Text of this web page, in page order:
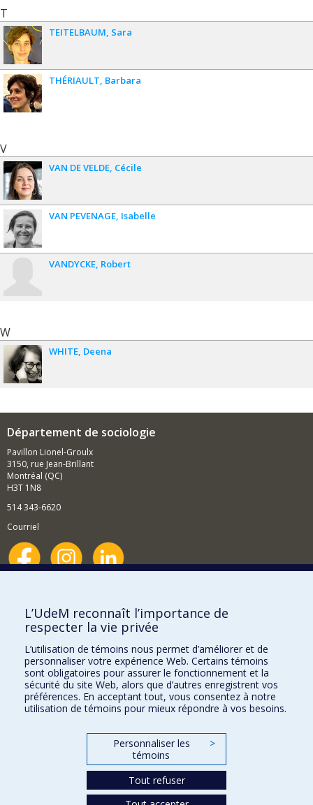
T
TEITELBAUM Sara
THÉRIAULT Barbara
V
VAN DE VELDE Cécile
VAN PEVENAGE Isabelle
VANDYCKE Robert
W
WHITE Deena
Département de sociologie
Pavillon Lionel-Groulx
3150, rue Jean-Brillant
Montréal (QC)
H3T 1N8
514 343-6620
Courriel
Comment soutenir le Département?
BESOIN D'AIDE?
Plan du site
Signaler une erreur
Accessibilité
FACULTÉ DES ARTS ET DES SCIENCES
Nos départements et écoles
L’UdeM reconnaît l’importance de
respecter la vie privée
L’utilisation de témoins nous permet d’améliorer et de
personnaliser votre expérience Web. Certains témoins
sont obligatoires pour assurer le fonctionnement et la
sécurité du site Web, alors que d’autres enregistrent vos
préférences. En acceptant tout, vous consentez à notre
utilisation de témoins pour mieux répondre à vos besoins.
Personnaliser les
témoins
>
Tout refuser